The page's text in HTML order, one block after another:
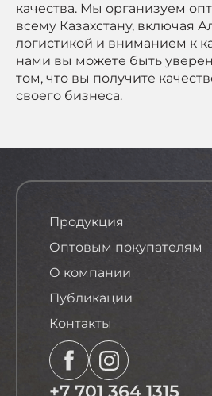
качества. Мы организуем
всему Казахстану, включая
логистикой и вниманием к
нами вы можете быть
том, что вы получите
своего бизнеса.
Продукция
Оптовым покупателям
О компании
Публикации
Контакты
+7 701 364 1315